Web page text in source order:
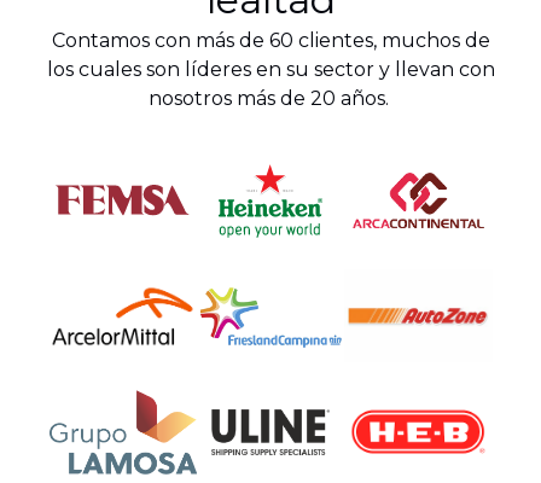
Contamos con más de 60 clientes, muchos de
los cuales son líderes en su sector y llevan con
nosotros más de 20 años.